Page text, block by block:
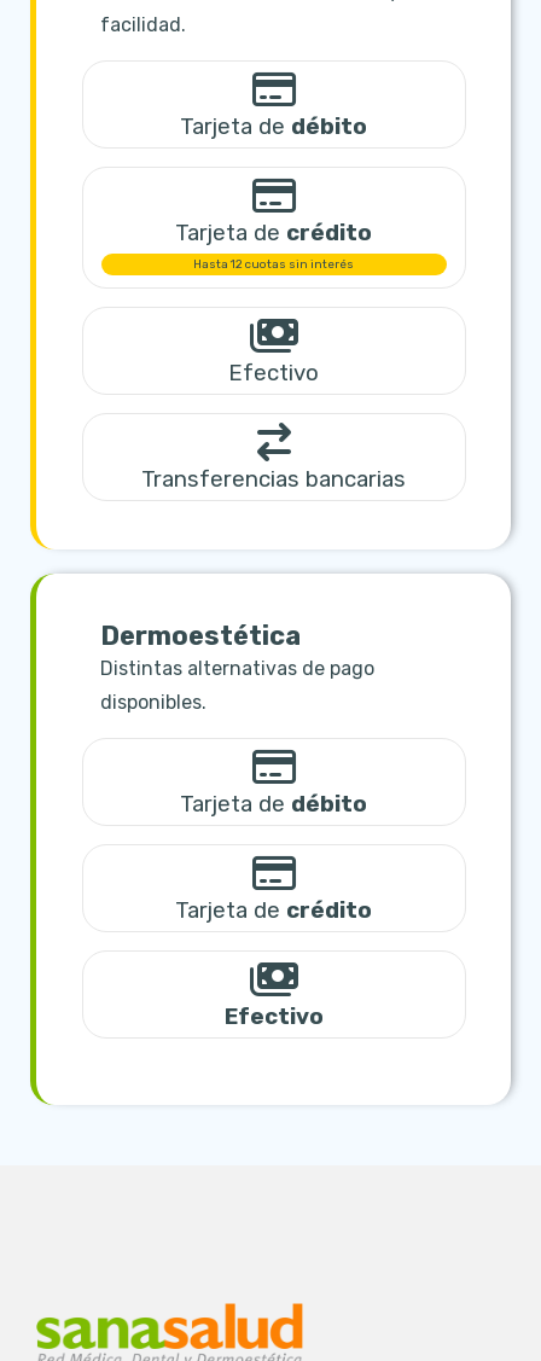
facilidad.
Tarjeta de débito
Tarjeta de crédito
Hasta 12 cuotas sin interés
Efectivo
Transferencias bancarias
Dermoestética
Distintas alternativas de pago
disponibles.
Tarjeta de débito
Tarjeta de crédito
Efectivo